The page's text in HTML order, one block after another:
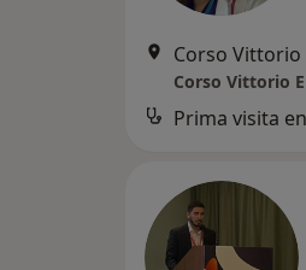
Corso Vittorio
Prima visita